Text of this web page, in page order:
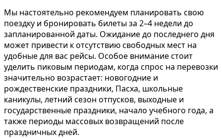
Мы настоятельно рекомендуем планировать свою
поездку и бронировать билеты за 2–4 недели до
запланированной даты. Ожидание до последнего дня
может привести к отсутствию свободных мест на
удобные для вас рейсы. Особое внимание стоит
уделить пиковым периодам, когда спрос на перевозки
значительно возрастает: новогодние и
рождественские праздники, Пасха, школьные
каникулы, летний сезон отпусков, выходные и
государственные праздники, начало учебного года, а
также периоды массовых возвращений после
праздничных дней.